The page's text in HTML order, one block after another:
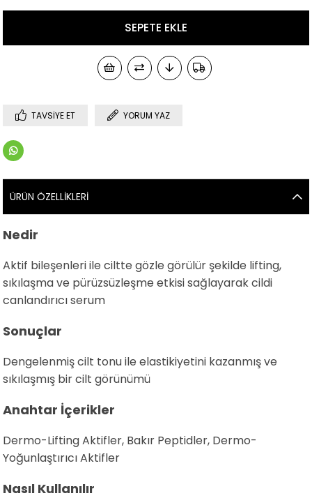
TAVSIYE ET YORUM YAZ
ÜRÜN ÖZELLIKLERI
Nedir
Aktif bileşenleri ile ciltte gözle görülür şekilde lifting,
sıkılaşma ve pürüzsüzleşme etkisi sağlayarak cildi
canlandırıcı serum
Sonuçlar
Dengelenmiş cilt tonu ile elastikiyetini kazanmış ve
sıkılaşmış bir cilt görünümü
Anahtar İçerikler
Dermo-Lifting Aktifler, Bakır Peptidler, Dermo-
Yoğunlaştırıcı Aktifler
Nasıl Kullanılır